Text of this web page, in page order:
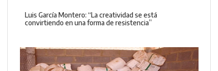
Luis García Montero: “La creatividad se está
convirtiendo en una forma de resistencia”